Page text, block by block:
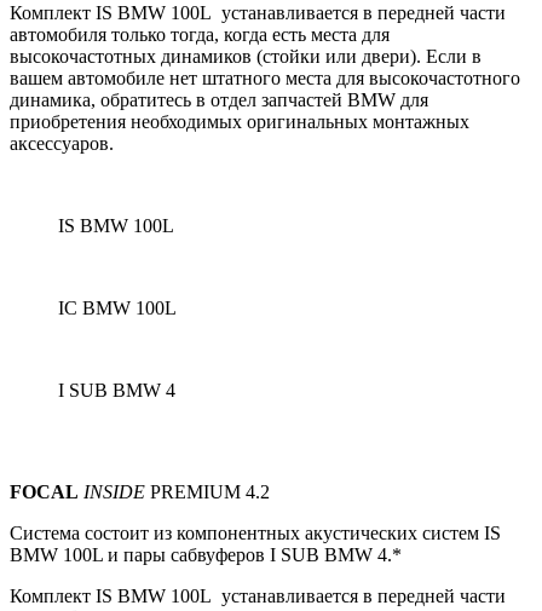
Комплект IS BMW 100L устанавливается в передней части
автомобиля только тогда, когда есть места для
высокочастотных динамиков (стойки или двери). Если в
вашем автомобиле нет штатного места для высокочастотного
динамика, обратитесь в отдел запчастей BMW для
приобретения необходимых оригинальных монтажных
аксессуаров.
IS BMW 100L
IC BMW 100L
I SUB BMW 4
FOCAL INSIDE PREMIUM 4.2
Система состоит из компонентных акустических систем IS
BMW 100L и пары сабвуферов I SUB BMW 4.*
Комплект IS BMW 100L устанавливается в передней части